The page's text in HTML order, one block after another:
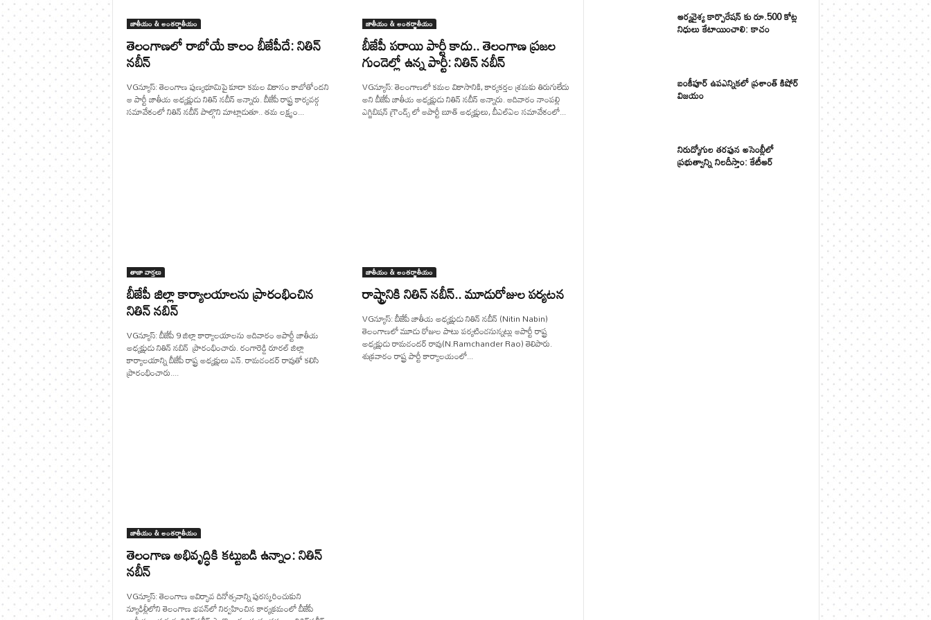
జాతీయం & అంతర్జాతీయం
తెలంగాణలో రాబోయే కాలం బీజేపీదే: నితిన్
నబీన్
VGన్యూస్: తెలంగాణ పుణ్యభూమిపై కూడా కమల వికాసం కాబోతోందని
ఆ పార్టీ జాతీయ అధ్యక్షుడు నితిన్ నబీన్ అన్నారు. బీజేపీ రాష్ట్ర కార్యవర్గ
సమావేశంలో నితిన్ నబీన్ పాల్గొని మాట్లాడుతూ.. తమ లక్ష్యం...
జాతీయం & అంతర్జాతీయం
బీజేపీ పరాయి పార్టీ కాదు.. తెలంగాణ ప్రజల
గుండెల్లో ఉన్న పార్టీ: నితిన్ నబీన్
VGన్యూస్: తెలంగాణలో కమల వికాసానికి, కార్యకర్తల శ్రమకు తిరుగులేదు
అని బీజేపీ జాతీయ అధ్యక్షుడు నితిన్ నబీన్ అన్నారు. ఆదివారం నాంపల్లి
ఎగ్జిబిషన్ గ్రౌండ్స్ లో ఆపార్టీ బూత్ అధ్యక్షులు, బీఎల్ఏల సమావేశంలో...
తాజా వార్తలు
బీజేపీ జిల్లా కార్యాలయాలను ప్రారంభించిన
నితిన్ నబిన్
VGన్యూస్: బీజేపీ 9 జిల్లా కార్యాలయాలను ఆదివారం ఆపార్టీ జాతీయ
అధ్యక్షుడు నితిన్ నబిన్ ప్రారంభించారు. రంగారెడ్డి రూరల్ జిల్లా
కార్యాలయాన్ని బీజేపీ రాష్ట్ర అధ్యక్షులు ఎన్. రామచందర్ రావుతో కలిసి
ప్రారంభించారు....
జాతీయం & అంతర్జాతీయం
రాష్ట్రానికి నితిన్ నబీన్.. మూడురోజుల పర్యటన
VGన్యూస్: బీజేపీ జాతీయ అధ్యక్షుడు నితిన్ నబీన్ (Nitin Nabin)
తెలంగాణలో మూడు రోజుల పాటు పర్యటించనున్నట్లు ఆపార్టీ రాష్ట్ర
అధ్యక్షుడు రామచందర్ రావు(N.Ramchander Rao) తెలిపారు.
శుక్రవారం రాష్ట్ర పార్టీ కార్యాలయంలో...
జాతీయం & అంతర్జాతీయం
తెలంగాణ అభివృద్ధికి కట్టుబడి ఉన్నాం: నితిన్
నబీన్
VGన్యూస్: తెలంగాణ ఆవిర్భావ దినోత్సవాన్ని పురస్కరించుకుని
న్యూఢిల్లీలోని తెలంగాణ భవన్‌లో నిర్వహించిన కార్యక్రమంలో బీజేపీ
ఆర్యవైశ్య కార్పొరేషన్ కు రూ.500 కోట్ల
నిధులు కేటాయించాలి: కాచం
బంకీపూర్ ఉపఎన్నికలో ప్రశాంత్ కిషోర్
విజయం
నిరుద్యోగుల తరఫున అసెంబ్లీలో
ప్రభుత్వాన్ని నిలదీస్తాం: కేటీఆర్